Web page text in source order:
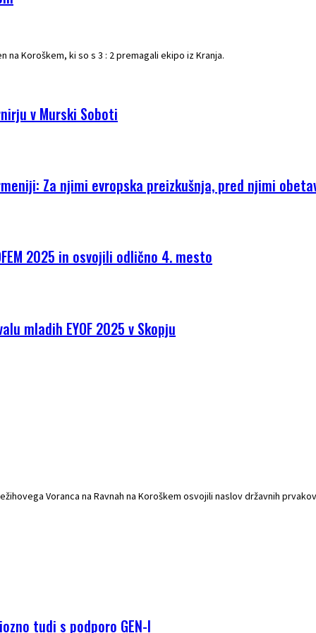
na Koroškem, ki so s 3 : 2 premagali ekipo iz Kranja.
v Murski Soboti
Za njimi evropska preizkušnja, pred njimi
2025 in osvojili odlično 4. mesto
mladih EYOF 2025 v Skopju
Voranca na Ravnah na Koroškem osvojili naslov državnih
tudi s podporo GEN-I